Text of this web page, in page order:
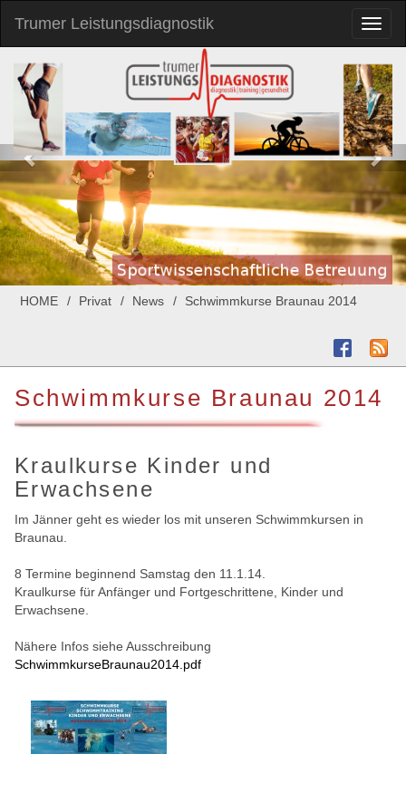
Trumer Leistungsdiagnostik
HOME Privat News Schwimmkurse Braunau 2014
Schwimmkurse Braunau 2014
Kraulkurse Kinder und
Erwachsene
Im Jänner geht es wieder los mit unseren Schwimmkursen in
Braunau.
8 Termine beginnend Samstag den 11.1.14.
Kraulkurse für Anfänger und Fortgeschrittene, Kinder und
Erwachsene.
Nähere Infos siehe Ausschreibung
SchwimmkurseBraunau2014.pdf